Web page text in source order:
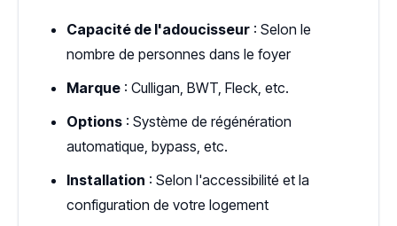
Capacité de l'adoucisseur : Selon le
nombre de personnes dans le foyer
Marque : Culligan, BWT, Fleck, etc.
Options : Système de régénération
automatique, bypass, etc.
Installation : Selon l'accessibilité et la
configuration de votre logement